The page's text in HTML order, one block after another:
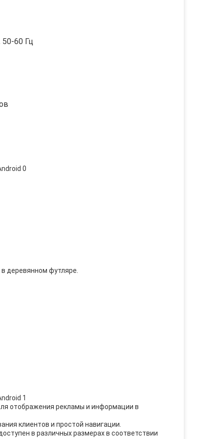
50-60 Гц
деревянном футляре.
отображения рекламы и информации в
клиентов и простой навигации.
в различных размерах в соответствии